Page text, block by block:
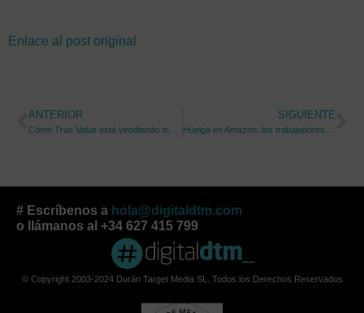
Enlace al post original
ANTERIOR SIGUIENTE
# Escríbenos a hola@digitaldtm.com
o llámanos al +34 627 415 799
© Copyright 2003-2024 Durán Target Media SL. Todos los Derechos Reservados